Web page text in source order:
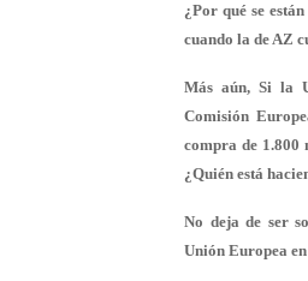
¿Por qué se
cuando la de AZ
Más aún, Si la
Comisión
compra de 1.800
¿Quién está
No deja de ser
Unión Europea